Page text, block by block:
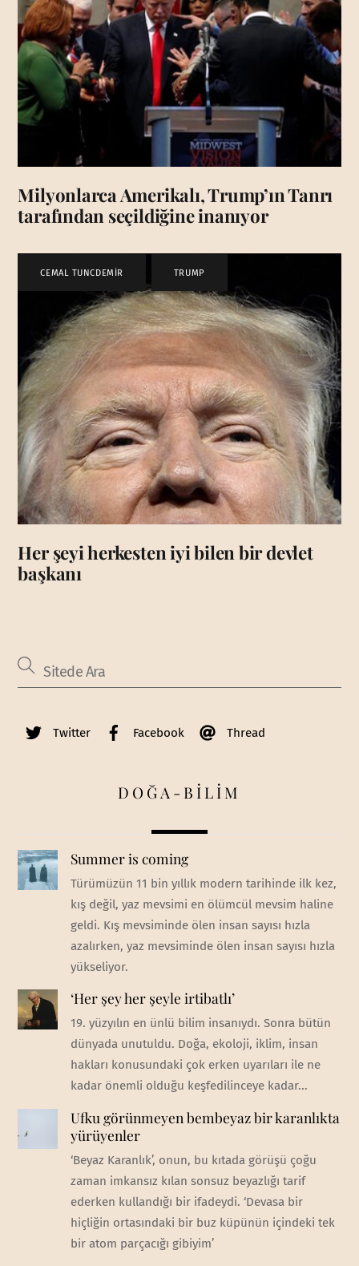
Milyonlarca Amerikalı, Trump’ın Tanrı
tarafından seçildiğine inanıyor
CEMAL TUNCDEMİR TRUMP
Her şeyi herkesten iyi bilen bir devlet
başkanı
Twitter Facebook Thread
DOĞA-BİLİM
Summer is coming
Türümüzün 11 bin yıllık modern tarihinde ilk kez,
kış değil, yaz mevsimi en ölümcül mevsim haline
geldi. Kış mevsiminde ölen insan sayısı hızla
azalırken, yaz mevsiminde ölen insan sayısı hızla
yükseliyor.
‘Her şey her şeyle irtibatlı’
19. yüzyılın en ünlü bilim insanıydı. Sonra bütün
dünyada unutuldu. Doğa, ekoloji, iklim, insan
hakları konusundaki çok erken uyarıları ile ne
kadar önemli olduğu keşfedilinceye kadar...
Ufku görünmeyen bembeyaz bir karanlıkta
yürüyenler
‘Beyaz Karanlık’, onun, bu kıtada görüşü çoğu
zaman imkansız kılan sonsuz beyazlığı tarif
ederken kullandığı bir ifadeydi. ‘Devasa bir
hiçliğin ortasındaki bir buz küpünün içindeki tek
bir atom parçacığı gibiyim’